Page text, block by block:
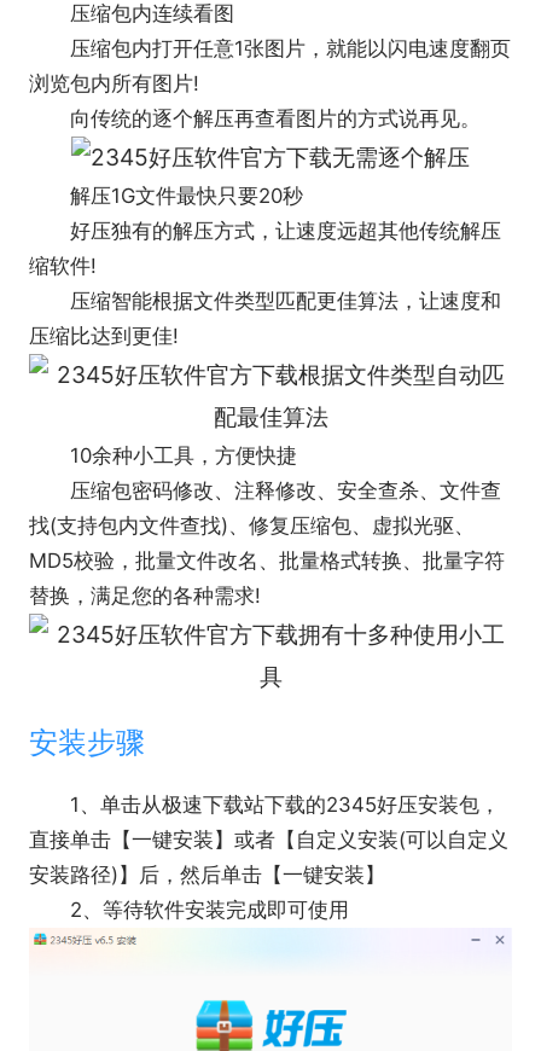
压缩包内连续看图
压缩包内打开任意1张图片，就能以闪电速度翻页
浏览包内所有图片!
向传统的逐个解压再查看图片的方式说再见。
解压1G文件最快只要20秒
好压独有的解压方式，让速度远超其他传统解压
缩软件!
压缩智能根据文件类型匹配更佳算法，让速度和
压缩比达到更佳!
10余种小工具，方便快捷
压缩包密码修改、注释修改、安全查杀、文件查
找(支持包内文件查找)、修复压缩包、虚拟光驱、
MD5校验，批量文件改名、批量格式转换、批量字符
替换，满足您的各种需求!
安装步骤
1、单击从极速下载站下载的2345好压安装包，
直接单击【一键安装】或者【自定义安装(可以自定义
安装路径)】后，然后单击【一键安装】
2、等待软件安装完成即可使用